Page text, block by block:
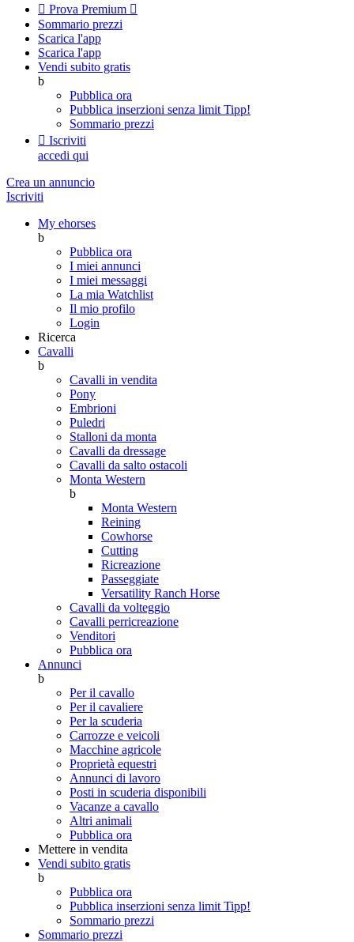
 Prova Premium 
Sommario prezzi
Scarica l'app
Scarica l'app
Vendi subito gratis
b
Pubblica ora
Pubblica inserzioni senza limit Tipp!
Sommario prezzi
 Iscriviti
accedi qui
Crea un annuncio
Iscriviti
My ehorses
b
Pubblica ora
I miei annunci
I miei messaggi
La mia Watchlist
Il mio profilo
Login
Ricerca
Cavalli
b
Cavalli in vendita
Pony
Embrioni
Puledri
Stalloni da monta
Cavalli da dressage
Cavalli da salto ostacoli
Monta Western
b
Monta Western
Reining
Cowhorse
Cutting
Ricreazione
Passeggiate
Versatility Ranch Horse
Cavalli da volteggio
Cavalli perricreazione
Venditori
Pubblica ora
Annunci
b
Per il cavallo
Per il cavaliere
Per la scuderia
Carrozze e veicoli
Macchine agricole
Proprietà equestri
Annunci di lavoro
Posti in scuderia disponibili
Vacanze a cavallo
Altri animali
Pubblica ora
Mettere in vendita
Vendi subito gratis
b
Pubblica ora
Pubblica inserzioni senza limit Tipp!
Sommario prezzi
Sommario prezzi